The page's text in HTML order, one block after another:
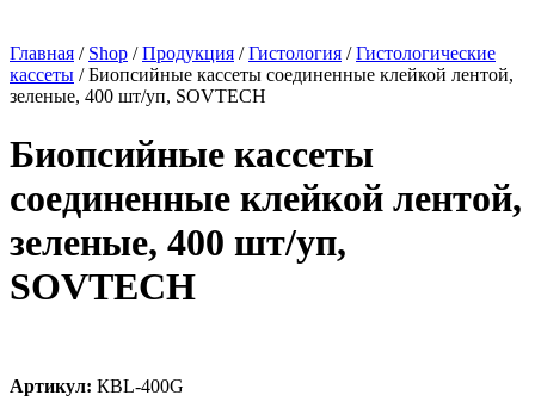
Главная / Shop /Продукция /Гистология /Гистологические
кассеты /Биопсийные кассеты соединенные клейкой лентой,
зеленые, 400 шт/уп, SOVTECH
Биопсийные кассеты
соединенные клейкой лентой,
зеленые, 400 шт/уп,
SOVTECH
Артикул: КВL-400G